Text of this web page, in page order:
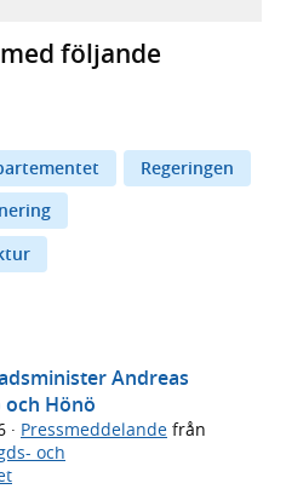
följande
Regeringen
Andreas
och Hönö
· Pressmeddelande från
och